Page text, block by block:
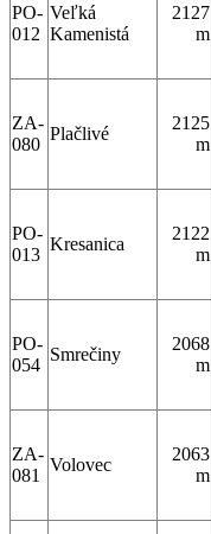
PO-
012
Veľká
Kamenistá
2127
m
ZA-
080
Plačlivé
2125
m
PO-
013
Kresanica
2122
m
PO-
054
Smrečiny
2068
m
ZA-
081
Volovec
2063
m